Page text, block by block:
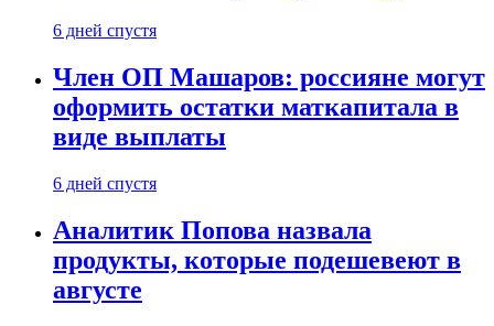
6 дней спустя
Член ОП Машаров: россияне могут
оформить остатки маткапитала в
виде выплаты
6 дней спустя
Аналитик Попова назвала
продукты, которые подешевеют в
августе